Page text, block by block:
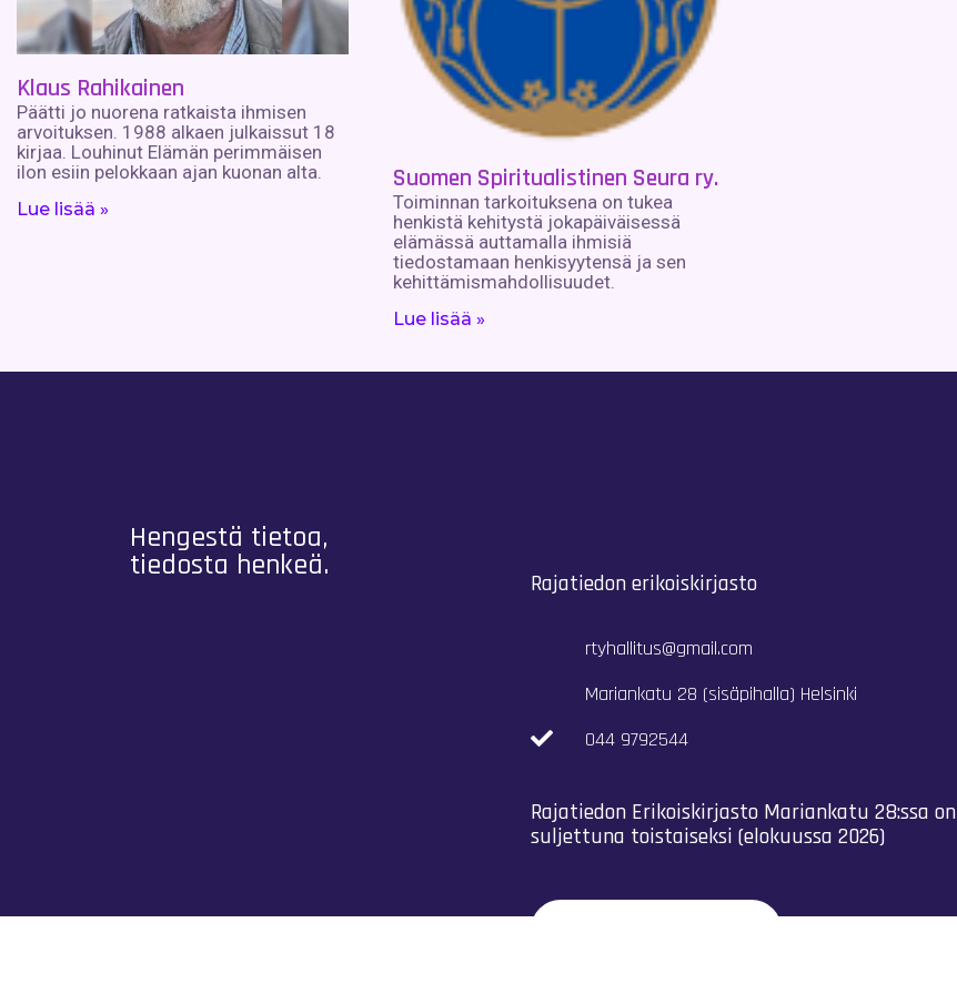
Klaus Rahikainen
Päätti jo nuorena ratkaista ihmisen
arvoituksen. 1988 alkaen julkaissut 18
kirjaa. Louhinut Elämän perimmäisen
ilon esiin pelokkaan ajan kuonan alta.
Lue lisää »
Suomen Spiritualistinen Seura ry.
Toiminnan tarkoituksena on tukea
henkistä kehitystä jokapäiväisessä
elämässä auttamalla ihmisiä
tiedostamaan henkisyytensä ja sen
kehittämismahdollisuudet.
Lue lisää »
Hengestä tietoa,
tiedosta henkeä. Rajatiedon erikoiskirjasto
rtyhallitus@gmail.com
Mariankatu 28 (sisäpihalla) Helsinki
044 9792544
Rajatiedon Erikoiskirjasto Mariankatu 28:ssa on
suljettuna toistaiseksi (elokuussa 2026)